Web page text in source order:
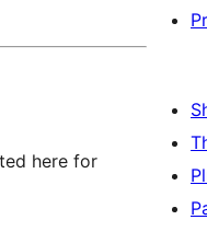
here for